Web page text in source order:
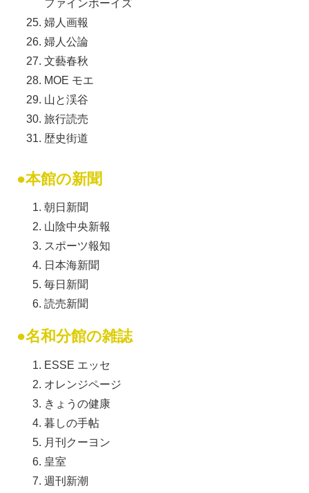
ファインボーイズ
婦人画報
婦人公論
文藝春秋
MOE モエ
山と渓谷
旅行読売
歴史街道
●本館の新聞
朝日新聞
山陰中央新報
スポーツ報知
日本海新聞
毎日新聞
読売新聞
●名和分館の雑誌
ESSE エッセ
オレンジページ
きょうの健康
暮しの手帖
月刊クーヨン
皇室
週刊新潮